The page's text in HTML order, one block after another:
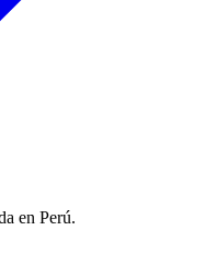
en Perú.